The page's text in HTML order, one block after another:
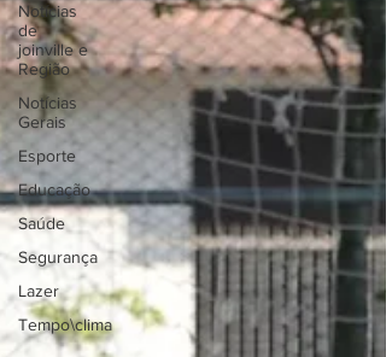
Notícias
de
joinville e
Região
Notícias
Gerais
Esporte
Educação
Saúde
Segurança
Lazer
Tempo\clima